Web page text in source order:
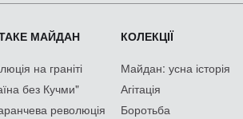
МАЙДАН
на граніті
без Кучми"
революція
КОЛЕКЦІЇ
Майдан: усна історія
Агітація
Боротьба